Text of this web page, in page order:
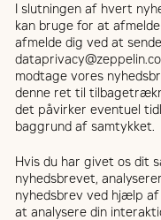
I slutningen af hvert
kan bruge for at
afmelde dig ved at
modtage vores
denne ret til
det påvirker eventuel
baggrund af samtykket.
Hvis du har givet os dit
nyhedsbrevet,
nyhedsbrev ved hjælp
at analysere din